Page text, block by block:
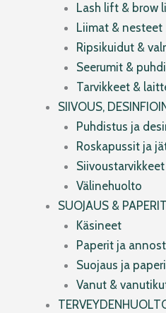
Lash lift & brow
Liimat & nesteet
Ripsikuidut &
Seerumit &
Tarvikkeet &
SIIVOUS,
Puhdistus ja
Roskapussit ja
Siivoustarvikkeet
Välinehuolto
SUOJAUS & PAPERIT
Käsineet
Paperit ja
Suojaus ja
Vanut &